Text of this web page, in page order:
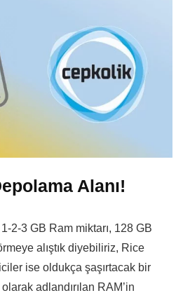
Alanı!
2-3 GB Ram miktarı, 128 GB
alıştık diyebiliriz, Rice
ise oldukça şaşırtacak bir
adlandırılan RAM’in